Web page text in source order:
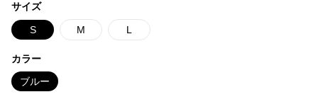
サイズ
S M L
カラー
ブルー